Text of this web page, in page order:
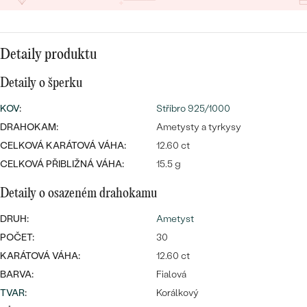
Nejprodávanější
snubní prsteny
PROHLÉDNOUT
DLE MATERIÁLU
ZLATO
PLATINA
STŘÍBRO
S LAB-GROWN DIAMANTY
S PERLAMI
PERSONALIZOVANÉ
SYMBOLICKÉ
MINIMALISTICKÉ
PODLE PŘÍLEŽITOSTI
PODLE BARVY
Nejprodávanější
LUXUSNÍ
CENOVĚ DOSTUPNÉ
LUXUSNÍ
Detaily produktu
Detaily o šperku
KOV:
Stříbro 925/1000
DRAHOKAM:
Ametysty a tyrkysy
CELKOVÁ KARÁTOVÁ VÁHA:
12.60 ct
CELKOVÁ PŘIBLIŽNÁ VÁHA:
15.5 g
Detaily o osazeném drahokamu
DRUH:
Ametyst
POČET:
30
KARÁTOVÁ VÁHA:
12.60 ct
BARVA:
Fialová
TVAR:
Korálkový